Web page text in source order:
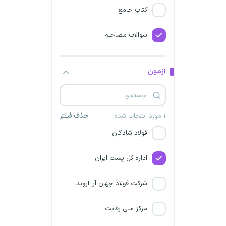
کتاب جامع
سوالات مصاحبه
آزمون
۱ مورد انتخاب شده حذف فیلتر
صدرای توس
شرکت فولاد مهر سهند
تبلیغات اسلامی
فولاد شادگان
اداره کل پست ایران
شرکت فولاد جهان آرا اروند
مرکز ملی رقابت